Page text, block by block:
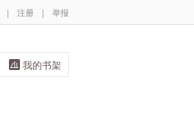
| 注册 | 举报
我的书架